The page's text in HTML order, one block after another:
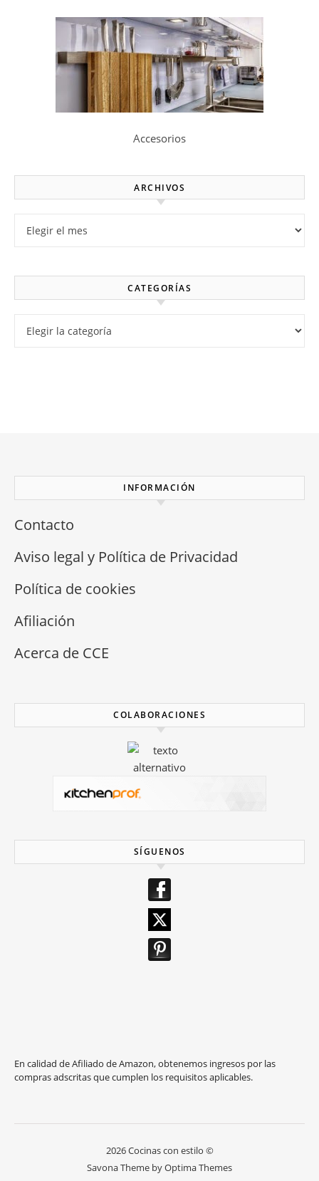
Accesorios
ARCHIVOS
CATEGORÍAS
INFORMACIÓN
Contacto
Aviso legal y Política de Privacidad
Política de cookies
Afiliación
Acerca de CCE
COLABORACIONES
SÍGUENOS
En calidad de Afiliado de Amazon, obtenemos ingresos por las
compras adscritas que cumplen los requisitos aplicables.
2026 Cocinas con estilo ©
Savona Theme byOptima Themes